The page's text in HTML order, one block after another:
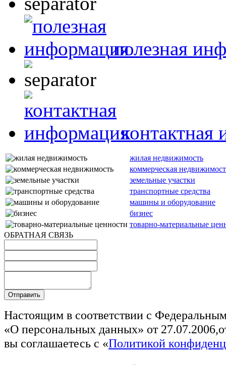
полезная
жилая недвижимость
коммерческая
земельные участки
транспортные средства
машины и оборудование
бизнес
товарно-материальные
ОБРАТНАЯ СВЯЗЬ
Настоящим в соответствии с
«О персональных данных» от
вы соглашаетесь с «Политикой